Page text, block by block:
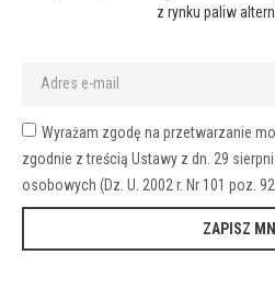
z rynku paliw
Wyrażam zgodę na przetwarzanie
zgodnie z treścią Ustawy z dn. 29
osobowych (Dz. U. 2002 r. Nr 101 poz.
ZAPISZ